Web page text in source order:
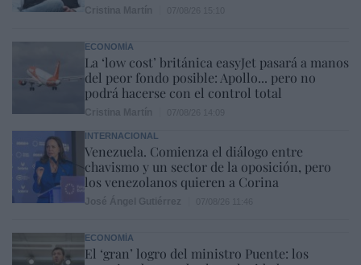
ECONOMÍA
La ‘low cost’ británica easyJet pasará a manos
del peor fondo posible: Apollo... pero no
podrá hacerse con el control total
INTERNACIONAL
Venezuela. Comienza el diálogo entre
chavismo y un sector de la oposición, pero
los venezolanos quieren a Corina
ECONOMÍA
El ‘gran’ logro del ministro Puente: los